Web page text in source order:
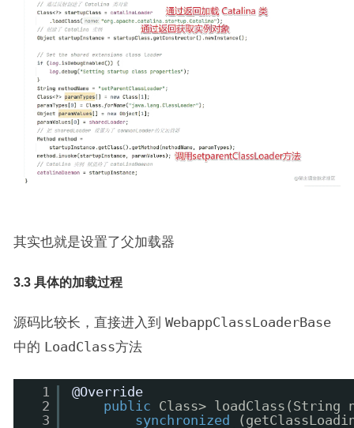
其实也就是设置了父加载器
3.3 具体的加载过程
源码比较长，直接进入到 WebappClassLoaderBase
中的 LoadClass方法
1
2
3
@Override
public
Class> loadClass(String
synchronized